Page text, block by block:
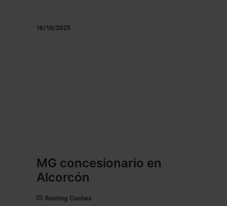
16/10/2025
MG concesionario en
Alcorcón
Renting Coches